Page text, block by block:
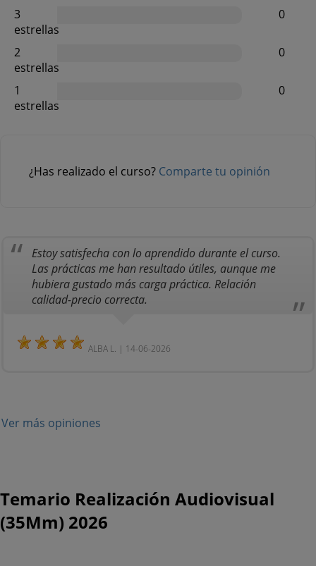
3
estrellas
0
2
estrellas
0
1
estrellas
0
¿Has realizado el curso? Comparte tu opinión
Estoy satisfecha con lo aprendido durante el curso.
Las prácticas me han resultado útiles, aunque me
hubiera gustado más carga práctica. Relación
calidad-precio correcta.
ALBA L. | 14-06-2026
Ver más opiniones
Temario Realización Audiovisual
(35Mm) 2026